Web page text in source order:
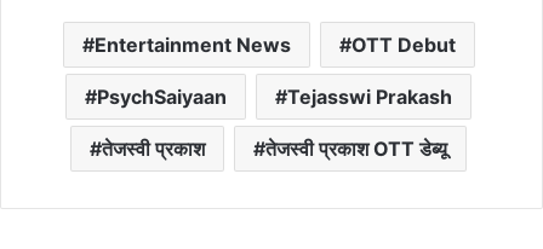
Entertainment News OTT Debut
PsychSaiyaan Tejasswi Prakash
तेजस्वी प्रकाश तेजस्वी प्रकाश OTT डेब्यू